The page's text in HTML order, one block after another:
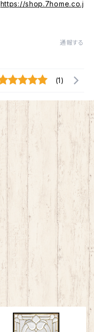
https://shop.7home.co.j
通報する
(1)